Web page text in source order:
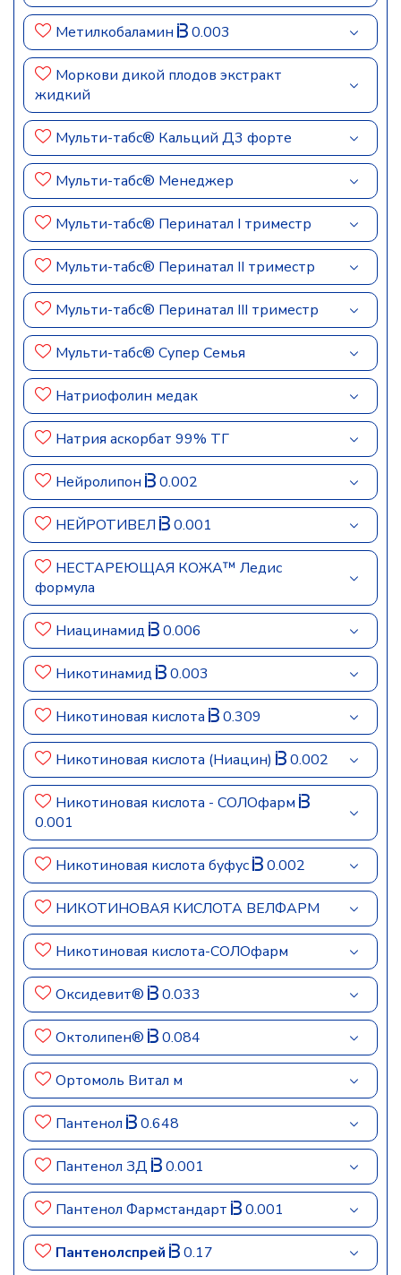
Метилкобаламин 0.003
Моркови дикой плодов экстракт
жидкий
Мульти-табс® Кальций Д3 форте
Мульти-табс® Менеджер
Мульти-табс® Перинатал I триместр
Мульти-табс® Перинатал II триместр
Мульти-табс® Перинатал III триместр
Мульти-табс® Супер Семья
Натриофолин медак
Натрия аскорбат 99% ТГ
Нейролипон 0.002
НЕЙРОТИВЕЛ 0.001
НЕСТАРЕЮЩАЯ КОЖА™ Ледис
формула
Ниацинамид 0.006
Никотинамид 0.003
Никотиновая кислота 0.309
Никотиновая кислота (Ниацин) 0.002
Никотиновая кислота - СОЛОфарм
0.001
Никотиновая кислота буфус 0.002
НИКОТИНОВАЯ КИСЛОТА ВЕЛФАРМ
Никотиновая кислота-СОЛОфарм
Оксидевит® 0.033
Октолипен® 0.084
Ортомоль Витал м
Пантенол 0.648
Пантенол ЗД 0.001
Пантенол Фармстандарт 0.001
Пантенолспрей 0.17